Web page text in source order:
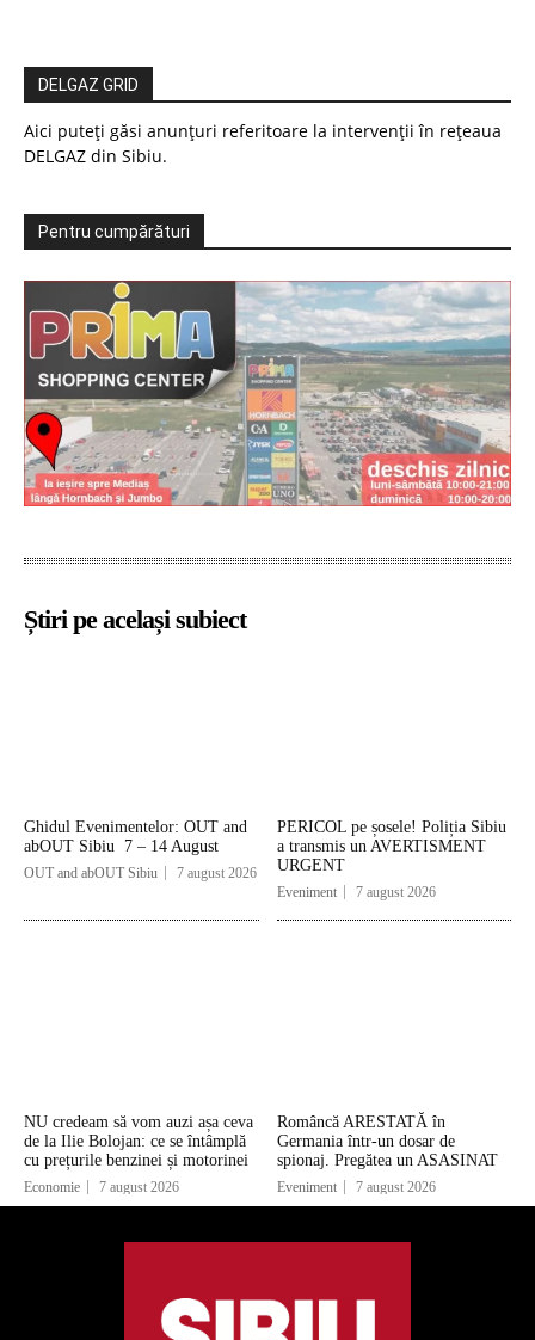
DELGAZ GRID
Aici puteți găsi anunțuri referitoare la intervenții în rețeaua
DELGAZ din Sibiu.
Pentru cumpărături
Știri pe același subiect
Ghidul Evenimentelor: OUT and
abOUT Sibiu 7 – 14 August
OUT and abOUT Sibiu 7 august 2026
PERICOL pe șosele! Poliția Sibiu
a transmis un AVERTISMENT
URGENT
Eveniment 7 august 2026
NU credeam să vom auzi așa ceva
de la Ilie Bolojan: ce se întâmplă
cu prețurile benzinei și motorinei
Economie 7 august 2026
Româncă ARESTATĂ în
Germania într-un dosar de
spionaj. Pregătea un ASASINAT
Eveniment 7 august 2026